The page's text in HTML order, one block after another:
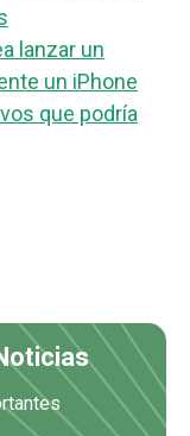
lanzar un
un iPhone
que podría